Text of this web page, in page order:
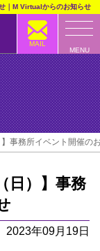
｜M Virtualからのお知らせ
MENU
MAIL
事務所イベント開催の
日）】事務
2023年09月19日